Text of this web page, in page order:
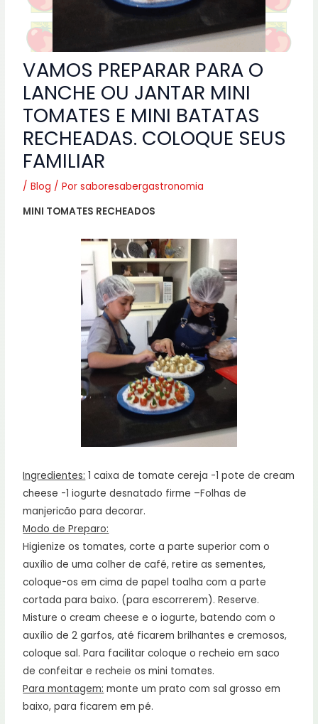
VAMOS PREPARAR PARA O
LANCHE OU JANTAR MINI
TOMATES E MINI BATATAS
RECHEADAS. COLOQUE SEUS
FAMILIAR
/Blog / Porsaboresabergastronomia
MINI TOMATES RECHEADOS
Ingredientes: 1 caixa de tomate cereja -1 pote de cream
cheese -1 iogurte desnatado firme –Folhas de
manjericão para decorar.
Modo de Preparo:
Higienize os tomates, corte a parte superior com o
auxílio de uma colher de café, retire as sementes,
coloque-os em cima de papel toalha com a parte
cortada para baixo. (para escorrerem). Reserve.
Misture o cream cheese e o iogurte, batendo com o
auxílio de 2 garfos, até ficarem brilhantes e cremosos,
coloque sal. Para facilitar coloque o recheio em saco
de confeitar e recheie os mini tomates.
Para montagem: monte um prato com sal grosso em
baixo, para ficarem em pé.